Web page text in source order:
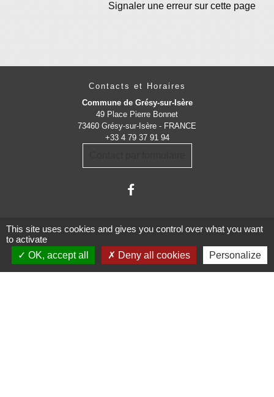
Signaler une erreur sur cette page
Contacts et Horaires
Commune de Grésy-sur-Isère
49 Place Pierre Bonnet
73460 Grésy-sur-Isère - FRANCE
+33 4 79 37 91 94
Administrations
This site uses cookies and gives you control over what you want
to activate
OK, accept all
Deny all cookies Personalize